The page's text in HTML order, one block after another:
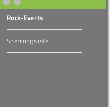
Rock-Events
Sperrungsliste